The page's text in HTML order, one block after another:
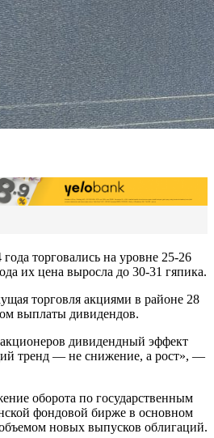
торговались на уровне 25-26
их цена выросла до 30-31 гяпика.
торговля акциями в районе 28
выплаты дивидендов.
дивидендный эффект
тренд — не снижение, а рост», —
оборота по государственным
фондовой бирже в основном
новых выпусков облигаций.